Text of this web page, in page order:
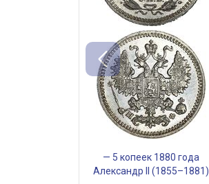
— 5 копеек 1880 года
Александр II (1855–1881)